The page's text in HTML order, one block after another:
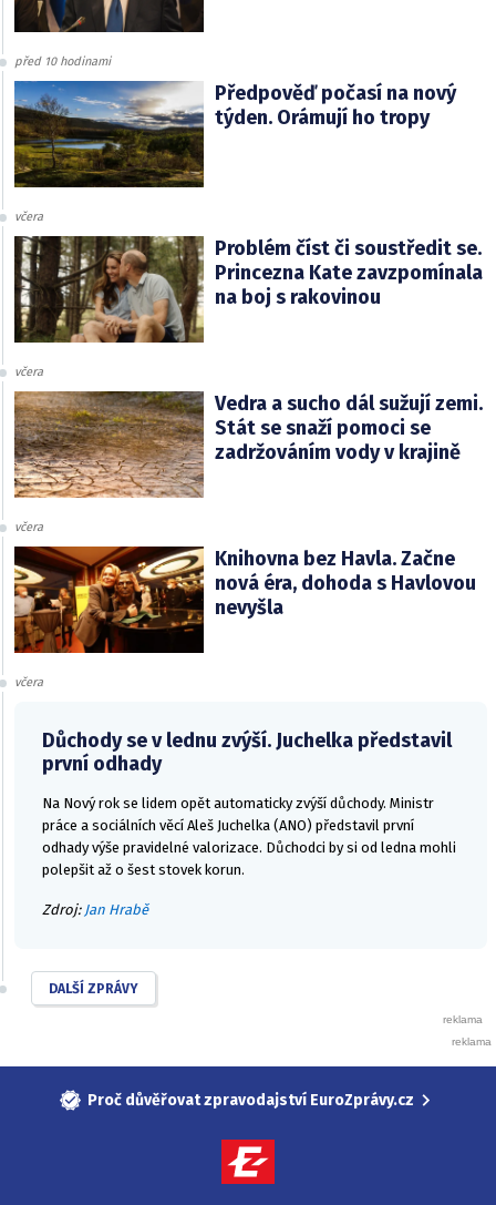
před 10 hodinami
Předpověď počasí na nový
týden. Orámují ho tropy
včera
Problém číst či soustředit se.
Princezna Kate zavzpomínala
na boj s rakovinou
včera
Vedra a sucho dál sužují zemi.
Stát se snaží pomoci se
zadržováním vody v krajině
včera
Knihovna bez Havla. Začne
nová éra, dohoda s Havlovou
nevyšla
včera
Důchody se v lednu zvýší. Juchelka představil
první odhady
Na Nový rok se lidem opět automaticky zvýší důchody. Ministr
práce a sociálních věcí Aleš Juchelka (ANO) představil první
odhady výše pravidelné valorizace. Důchodci by si od ledna mohli
polepšit až o šest stovek korun.
Zdroj: Jan Hrabě
DALŠÍ ZPRÁVY
Proč důvěřovat zpravodajství EuroZprávy.cz